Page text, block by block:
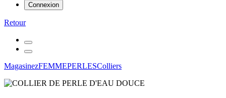
Connexion
Retour
MagasinezFEMMEPERLESColliers